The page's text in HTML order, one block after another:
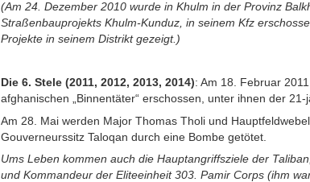
(Am 24. Dezember 2010 wurde in Khulm in der Provinz
Straßenbauprojekts Khulm-Kunduz, in seinem Kfz
Projekte in seinem Distrikt gezeigt.)
Die 6. Stele (2011, 2012, 2013, 2014): Am 18. Februar
afghanischen „Binnentäter“ erschossen, unter ihnen der
Am 28. Mai werden Major Thomas Tholi und
Gouverneurssitz Taloqan durch eine Bombe getötet.
Ums Leben kommen auch die Hauptangriffsziele der
und Kommandeur der Eliteeinheit 303. Pamir Corps (ihm